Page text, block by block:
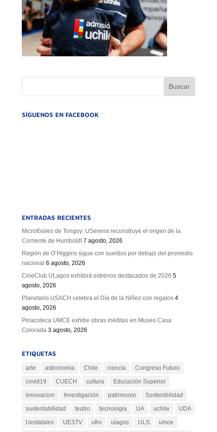
SÍGUENOS EN FACEBOOK
ENTRADAS RECIENTES
Microfósiles de Tongoy: USerena reconstruye el origen de la
Corriente de Humboldt 7 agosto, 2026
Región de O’Higgins sigue con sueldos por debajo del promedio
nacional 6 agosto, 2026
CineClub ULagos exhibirá estrenos destacados de 2026 5
agosto, 2026
Planetario USACH celebra el Día de la Niñez con regalos 4
agosto, 2026
Pinacoteca UMCE exhibe obras inéditas en Museo Casa
Colorada 3 agosto, 2026
ETIQUETAS
arte astronomia Chile ciencia
Congreso Futuro
covid19
CUECH cultura
Educación Superior
innovacion
Investigación patrimonio
Sostenibilidad
sustentabilidad
teatro tecnologia UA uchile
UDA
Uestatales
UESTV ufro ulagos ULS
umce